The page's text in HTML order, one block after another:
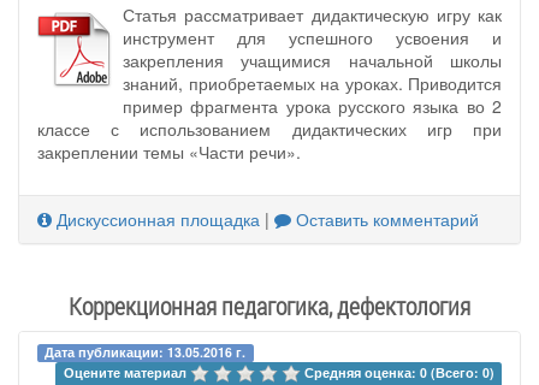
Статья рассматривает дидактическую игру как
инструмент для успешного усвоения и
закрепления учащимися начальной школы
знаний, приобретаемых на уроках. Приводится
пример фрагмента урока русского языка во 2
классе с использованием дидактических игр при
закреплении темы «Части речи».
Дискуссионная площадка | Оставить комментарий
Коррекционная педагогика, дефектология
Дата публикации: 13.05.2016 г.
Оцените материал
Средняя оценка: 0 (Всего: 0)